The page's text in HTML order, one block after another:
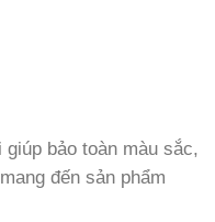
giúp bảo toàn màu sắc,
đến sản phẩm